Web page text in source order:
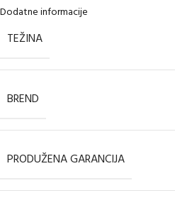
Dodatne informacije
TEŽINA
BREND
PRODUŽENA GARANCIJA